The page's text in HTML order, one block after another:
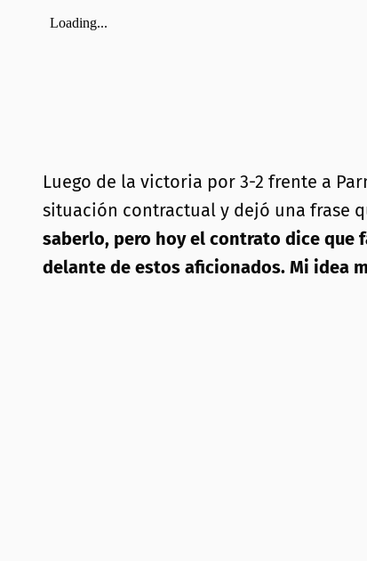
Luego de la victoria por 3-2 frente a
situación contractual y dejó una frase
saberlo, pero hoy el contrato dice
delante de estos aficionados. Mi idea